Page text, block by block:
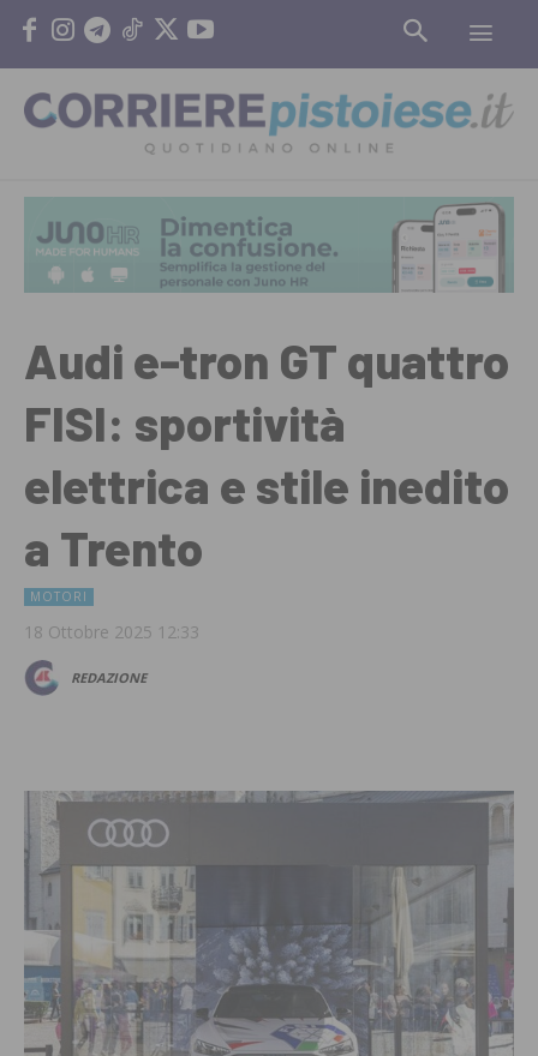
Audi e-tron GT quattro
FISI: sportività
elettrica e stile inedito
a Trento
MOTORI
18 Ottobre 2025 12:33
REDAZIONE